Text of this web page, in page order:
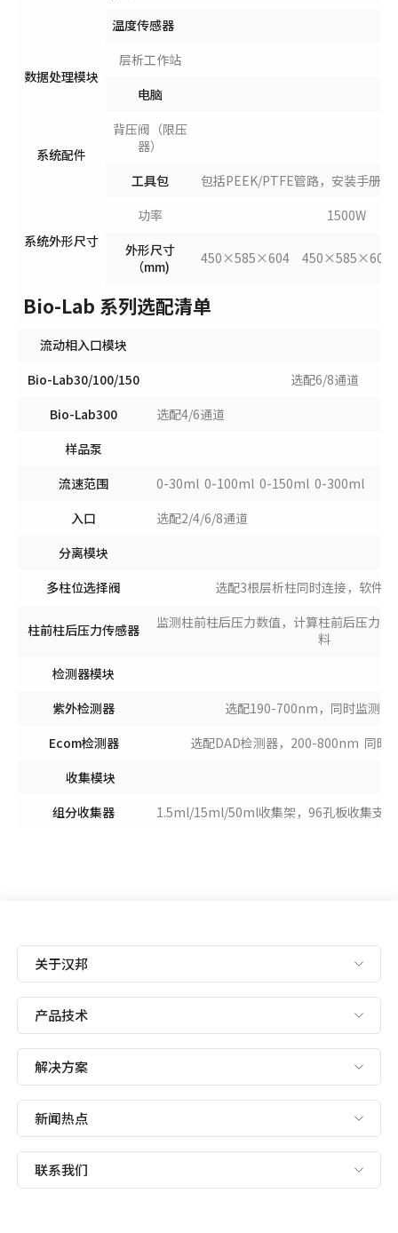
温度传感器
数据处理模块
层析工作站
电脑
系统配件
背压阀（限压
器）
工具包
包括PEEK/PTFE管路，安装手册
系统外形尺寸
功率
1500W
外形尺寸
（mm)
450×585×604 450×585×604
Bio-Lab 系列选配清单
流动相入口模块
Bio-Lab30/100/150
选配6/8通道
Bio-Lab300
选配4/6通道
样品泵
流速范围
0-30ml 0-100ml 0-150ml 0-300ml
入口
选配2/4/6/8通道
分离模块
多柱位选择阀
选配3根层析柱同时连接，软件
柱前柱后压力传感器
监测柱前柱后压力数值，计算柱前后压力差
料
检测器模块
紫外检测器
选配190-700nm，同时监测2
Ecom检测器
选配DAD检测器，200-800nm 同时
收集模块
组分收集器
1.5ml/15ml/50ml收集架，96孔板收集支架
关于汉邦
产品技术
解决方案
新闻热点
联系我们